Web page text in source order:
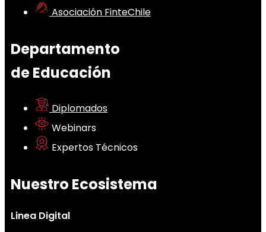
Asociación FinteChile
Departamento
de Educación
Diplomados
Webinars
Expertos Técnicos
Nuestro Ecosistema
Linea Digital